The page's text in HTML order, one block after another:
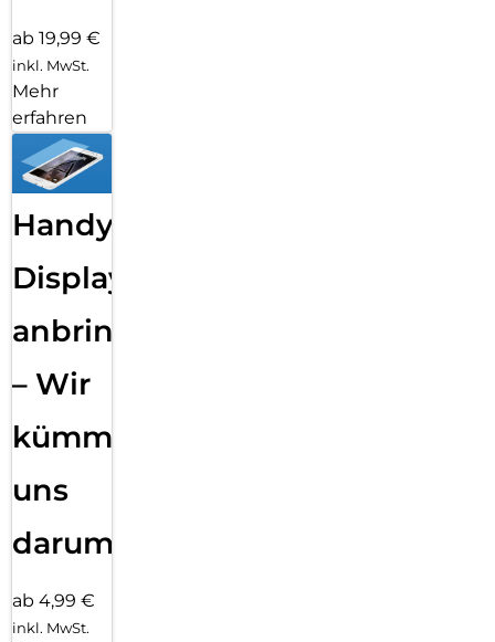
ab 19,99 €
inkl. MwSt.
Mehr
erfahren
Handy
Displayfolie
anbringen
– Wir
kümmern
uns
darum!
ab 4,99 €
inkl. MwSt.